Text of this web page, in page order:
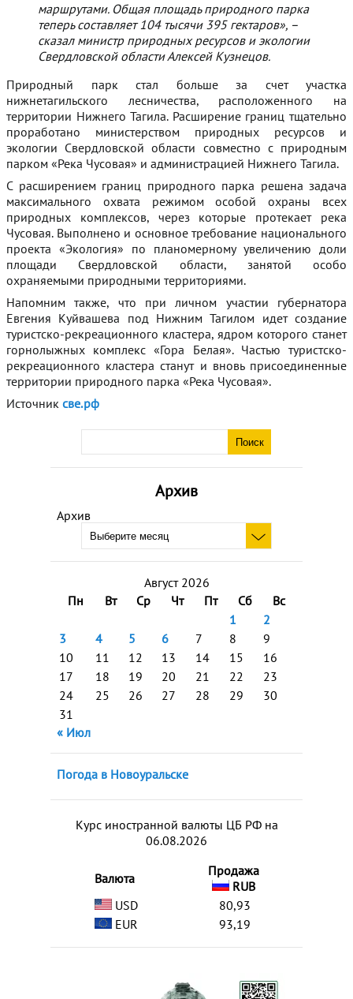
Архив
Архив
Август 2026
Пн
Вт Ср Чт Пт Сб
Вс
1
2
3
4 5 6 7 8
9
10
11 12 13 14 15
16
17
18 19 20 21 22
23
24
25 26 27 28 29
30
31
« Июл
Погода в Новоуральске
Курс иностранной валюты ЦБ РФ на
06.08.2026
Валюта
Продажа
RUB
USD
80,93
EUR
93,19
маршрутами. Общая площадь природного парка
теперь составляет 104 тысячи 395 гектаров», –
сказал министр природных ресурсов и экологии
Свердловской области Алексей Кузнецов.
Природный парк стал больше за счет участка
нижнетагильского лесничества, расположенного на
территории Нижнего Тагила. Расширение границ тщательно
проработано министерством природных ресурсов и
экологии Свердловской области совместно с природным
парком «Река Чусовая» и администрацией Нижнего Тагила.
С расширением границ природного парка решена задача
максимального охвата режимом особой охраны всех
природных комплексов, через которые протекает река
Чусовая. Выполнено и основное требование национального
проекта «Экология» по планомерному увеличению доли
площади Свердловской области, занятой особо
охраняемыми природными территориями.
Напомним также, что при личном участии губернатора
Евгения Куйвашева под Нижним Тагилом идет создание
туристско-рекреационного кластера, ядром которого станет
горнолыжных комплекс «Гора Белая». Частью туристско-
рекреационного кластера станут и вновь присоединенные
территории природного парка «Река Чусовая».
Источник све.рф